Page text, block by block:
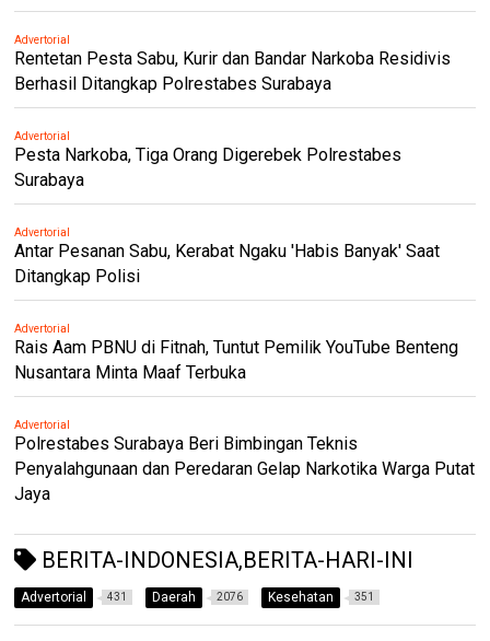
Advertorial
Rentetan Pesta Sabu, Kurir dan Bandar Narkoba Residivis
Berhasil Ditangkap Polrestabes Surabaya
Advertorial
Pesta Narkoba, Tiga Orang Digerebek Polrestabes
Surabaya
Advertorial
Antar Pesanan Sabu, Kerabat Ngaku 'Habis Banyak' Saat
Ditangkap Polisi
Advertorial
Rais Aam PBNU di Fitnah, Tuntut Pemilik YouTube Benteng
Nusantara Minta Maaf Terbuka
Advertorial
Polrestabes Surabaya Beri Bimbingan Teknis
Penyalahgunaan dan Peredaran Gelap Narkotika Warga Putat
Jaya
BERITA-INDONESIA,BERITA-HARI-INI
Advertorial 431 Daerah 2076 Kesehatan 351